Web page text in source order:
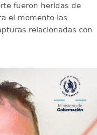
fueron heridas de
el momento las
relacionadas con